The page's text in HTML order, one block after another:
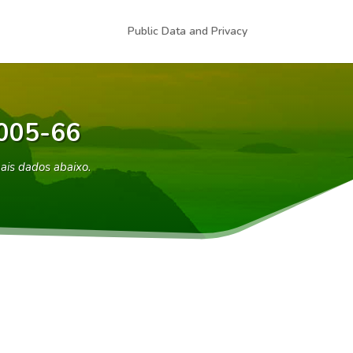
Public Data and Privacy
66
dados abaixo.